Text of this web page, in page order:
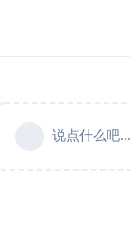
说点什么吧...